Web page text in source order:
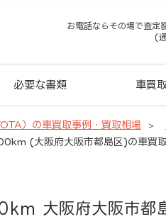
お電話ならその場で査定
(
必要な書類 車買
）の車買取事例・買取相場
(大阪府大阪市都島区)の車買
大阪府大阪市都